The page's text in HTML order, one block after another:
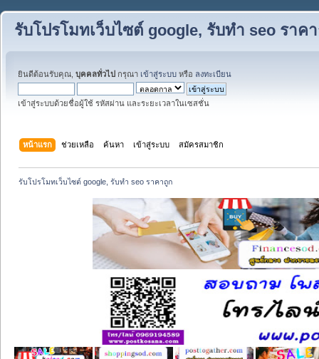
รับโปรโมทเว็บไซต์ google, รับทำ seo ราค
ยินดีต้อนรับคุณ, บุคคลทั่วไป กรุณา เข้าสู่ระบบ หรือ ลงทะเบียน
เข้าสู่ระบบด้วยชื่อผู้ใช้ รหัสผ่าน และระยะเวลาในเซสชั่น
หน้าแรก ช่วยเหลือ ค้นหา เข้าสู่ระบบ สมัครสมาชิก
รับโปรโมทเว็บไซต์ google, รับทำ seo ราคาถูก